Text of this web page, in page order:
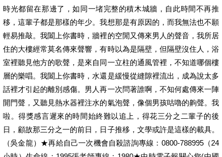
時光都留在那邊了，如同一堵完整的積木城牆，自此時間不再推
移，這輩子都是那樣的年少。我想那是有原因的，而我無法也不願
輕易推敲。我闔上你書時，牆裡的空閒又傳來男人的聲音，我所居
住的大樓經常莫名傳來聲響，有時以為是隔壁，但隔壁沒住人，浴
室裡聽見他方的歌聲，是來自同一立柱的通風管裡，不知道哪個樓
層的樂唱。我闔上你書時，水還是緩慢從縫隙裡流出，成為說太多
話裡才引起的離別感傷。男人再一次問著誰啊，不知何處傳來一陣
開門聲，又聽見熱水器裡注水的氣泡聲，像個男孩咕嚕的齁聲。我
啦。得獎感言遲來的時間始終難以追上，得花三分之二輩子的後
日，顧故那三分之一的前日，日子推移，文學或許是這樣的載具。
（吳金龍）★再給自己一次機會自殺諮詢專線：0800-788995（24